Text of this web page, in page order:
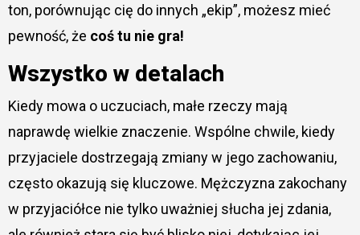
ton, porównując cię do innych „ekip”, możesz mieć
pewność, że coś tu nie gra!
Wszystko w detalach
Kiedy mowa o uczuciach, małe rzeczy mają
naprawdę wielkie znaczenie. Wspólne chwile, kiedy
przyjaciele dostrzegają zmiany w jego zachowaniu,
często okazują się kluczowe. Mężczyzna zakochany
w przyjaciółce nie tylko uważniej słucha jej zdania,